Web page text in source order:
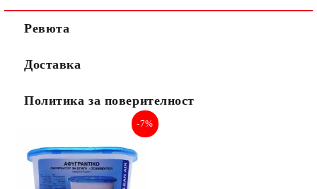
Ревюта
Доставка
Политика за поверителност
-7%